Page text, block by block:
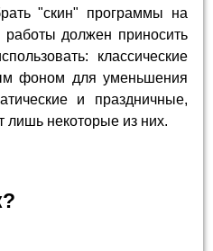
"скин" программы на
должен приносить
классические
фоном для уменьшения
и праздничные,
лишь некоторые из них.